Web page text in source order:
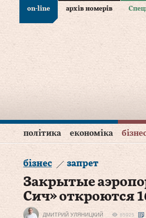
on-line архів номерів
політика економіка
бізнес запрет
Закрытые
Сич» откроются
ДМИТРИЙ УЛЯНИЦКИЙ 85925